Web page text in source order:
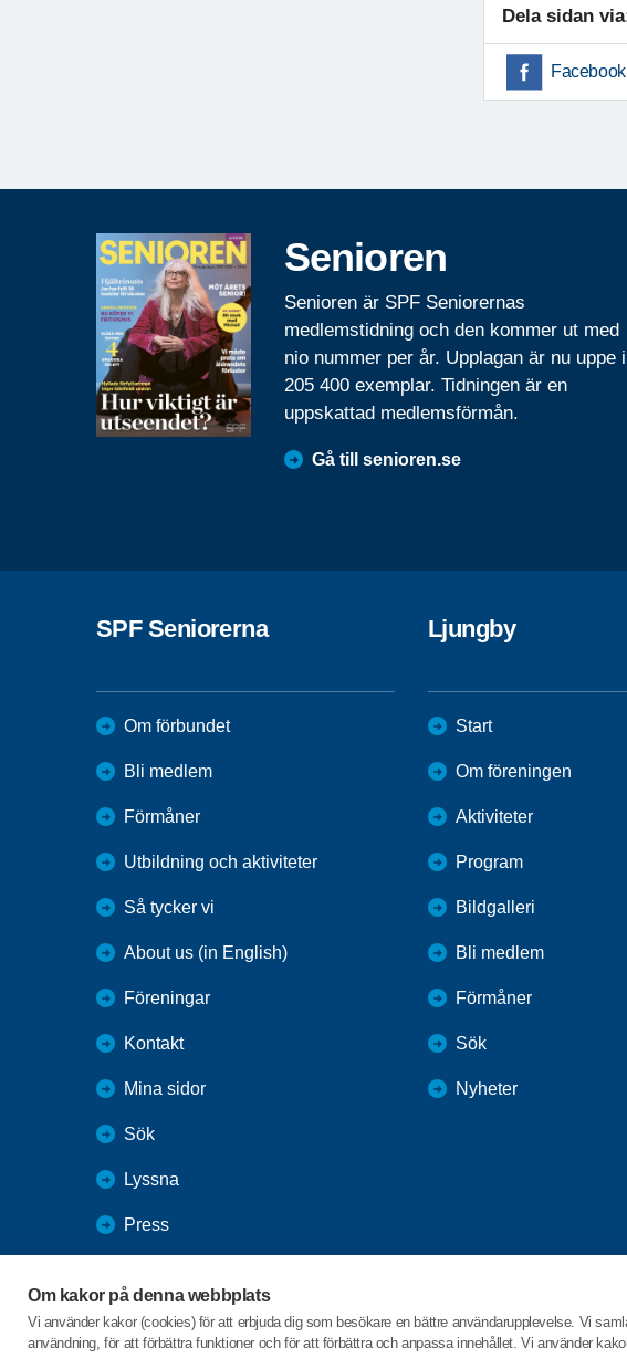
Om kakor på denna webbplats
Vi använder kakor (cookies) för att erbjuda dig som besökare en bättre användarupplevelse. Vi
användning, för att förbättra funktioner och för att förbättra och anpassa innehållet. Vi använder
Dela sidan
Facebook
Senioren
Senioren är SPF Seniorernas
medlemstidning och den kommer ut med
nio nummer per år. Upplagan är nu uppe i
205 400 exemplar. Tidningen är en
uppskattad medlemsförmån.
Gå till senioren.se
SPF Seniorerna
Om förbundet
Bli medlem
Förmåner
Utbildning och aktiviteter
Så tycker vi
About us (in English)
Föreningar
Kontakt
Mina sidor
Sök
Lyssna
Press
SPF Seniorernas intranät
Ljungby
Start
Om föreningen
Aktiviteter
Program
Bildgalleri
Bli medlem
Förmåner
Sök
Nyheter